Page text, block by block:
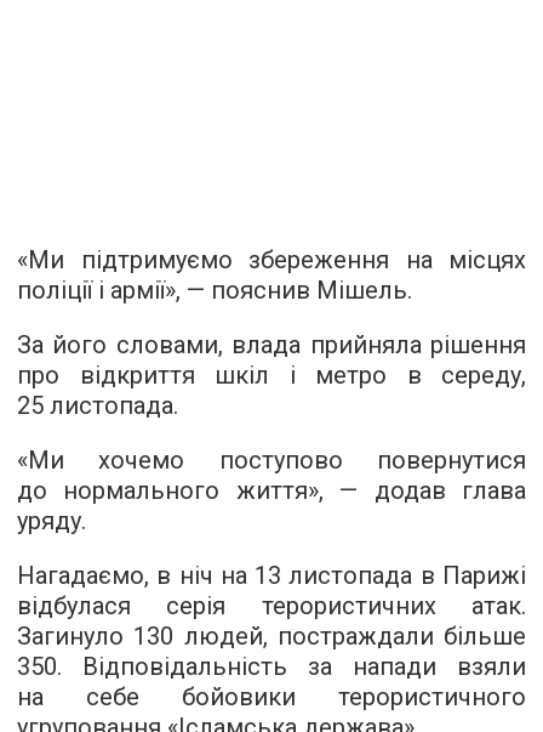
«Ми підтримуємо збереження на місцях
поліції і армії», — пояснив Мішель.
За його словами, влада прийняла рішення
про відкриття шкіл і метро в середу,
25 листопада.
«Ми хочемо поступово повернутися
до нормального життя», — додав глава
уряду.
Нагадаємо, в ніч на 13 листопада в Парижі
відбулася серія терористичних атак.
Загинуло 130 людей, постраждали більше
350. Відповідальність за напади взяли
на себе бойовики терористичного